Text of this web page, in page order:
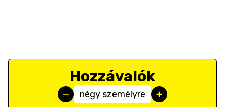
Hozzávalók
négy személyre